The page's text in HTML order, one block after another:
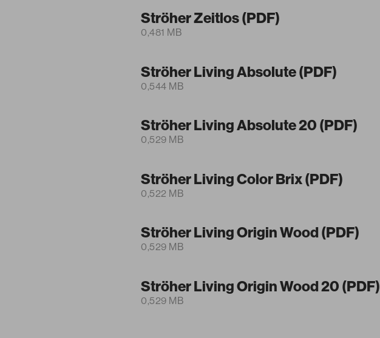
Ströher Zeitlos (PDF)
0,481 MB
Ströher Living Absolute (PDF)
0,544 MB
Ströher Living Absolute 20 (PDF)
0,529 MB
Ströher Living Color Brix (PDF)
0,522 MB
Ströher Living Origin Wood (PDF)
0,529 MB
Ströher Living Origin Wood 20 (PDF)
0,529 MB